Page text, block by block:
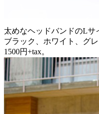
太めなヘッドバンドのLサ
ブラック、ホワイト、グ
1500円+tax。